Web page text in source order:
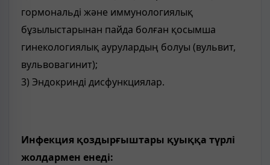
гормональді және иммунологиялық
бұзылыстарынан пайда болған қосымша
гинекологиялық аурулардың болуы (вульвит,
вульвовагинит);
3) Эндокринді дисфункциялар.
Инфекция қоздырғыштары қуыққа түрлі
жолдармен енеді: